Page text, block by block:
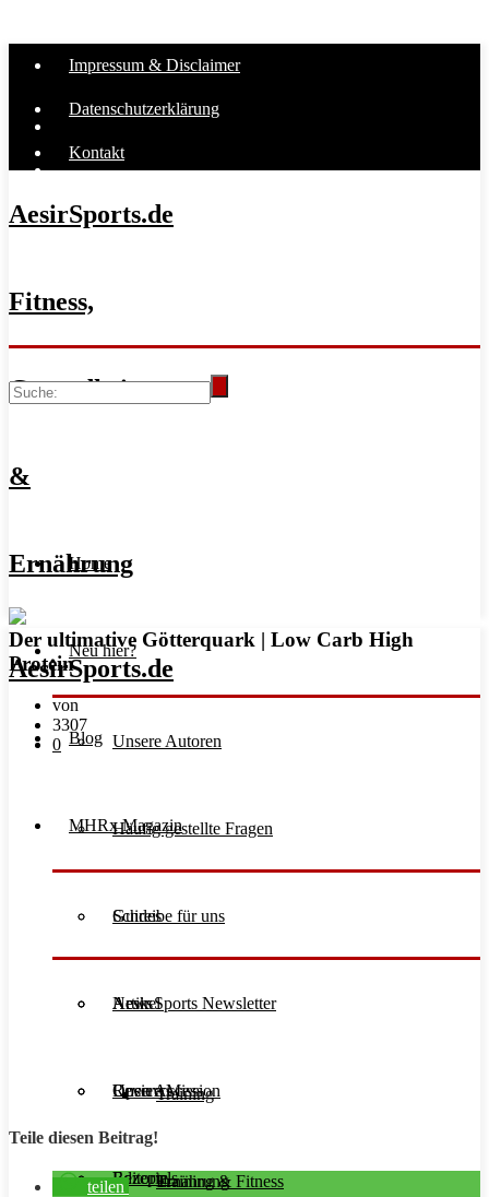
Impressum & Disclaimer
Datenschutzerklärung
Kontakt
AesirSports.de
Fitness,
Gesundheit
&
Ernährung
Home
Unsere Autoren
Häufig gestellte Fragen
Schreibe für uns
Aesir Sports Newsletter
Unsere Mission
Neu hier?
Blog
Guides
Training
Ernährung
Artikel
Training & Fitness
Reviews
Rezepte
MHRx Magazin
News
Open Access
Editorials
Der ultimative Götterquark | Low Carb High
Protein
von
3307
0
Teile diesen Beitrag!
teilen